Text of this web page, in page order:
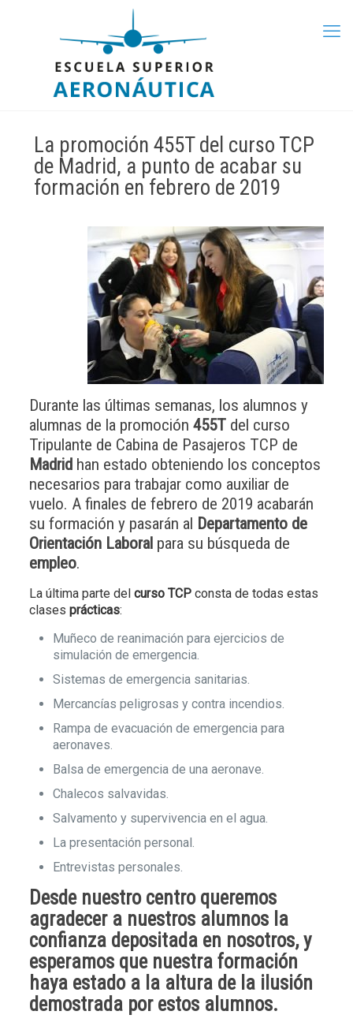
La promoción 455T del curso TCP
de Madrid, a punto de acabar su
formación en febrero de 2019
Durante las últimas semanas, los alumnos y
alumnas de la promoción 455Tdel curso
Tripulante de Cabina de Pasajeros TCP de
Madridhan estado obteniendo los conceptos
necesarios para trabajar como auxiliar de
vuelo. A finales de febrero de 2019 acabarán
su formación y pasarán al Departamento de
Orientación Laboral para su búsqueda de
empleo.
La última parte del curso TCPconsta de todas estas
clases prácticas:
Muñeco de reanimación para ejercicios de
simulación de emergencia.
Sistemas de emergencia sanitarias.
Mercancías peligrosas y contra incendios.
Rampa de evacuación de emergencia para
aeronaves.
Balsa de emergencia de una aeronave.
Chalecos salvavidas.
Salvamento y supervivencia en el agua.
La presentación personal.
Entrevistas personales.
Desde nuestro centro queremos
agradecer a nuestros alumnos la
confianzadepositada en nosotros, y
esperamos que nuestra formación
haya estado a la altura de la ilusión
demostrada por estos alumnos.